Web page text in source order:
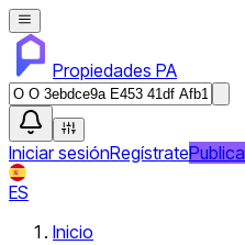
Propiedades PA
Iniciar sesiónRegístrate
ES
Inicio